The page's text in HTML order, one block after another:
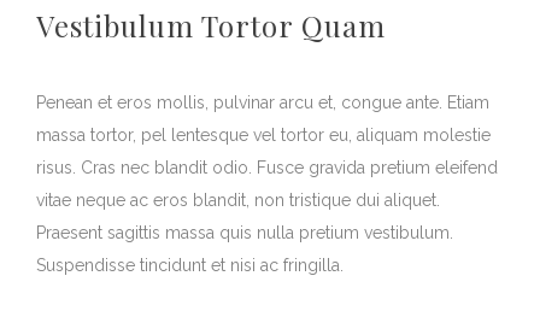
Vestibulum Tortor Quam
Penean et eros mollis, pulvinar arcu et, congue ante. Etiam
massa tortor, pel lentesque vel tortor eu, aliquam molestie
risus. Cras nec blandit odio. Fusce gravida pretium eleifend
vitae neque ac eros blandit, non tristique dui aliquet.
Praesent sagittis massa quis nulla pretium vestibulum.
Suspendisse tincidunt et nisi ac fringilla.